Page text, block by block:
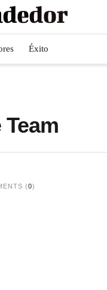
Éxito
(0)